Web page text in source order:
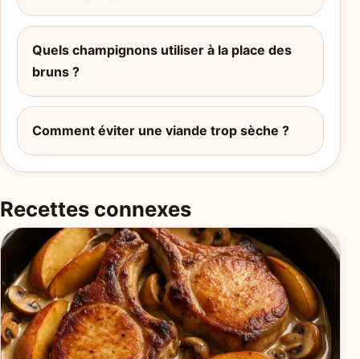
Quels champignons utiliser à la place des
bruns ?
Comment éviter une viande trop sèche ?
Recettes connexes